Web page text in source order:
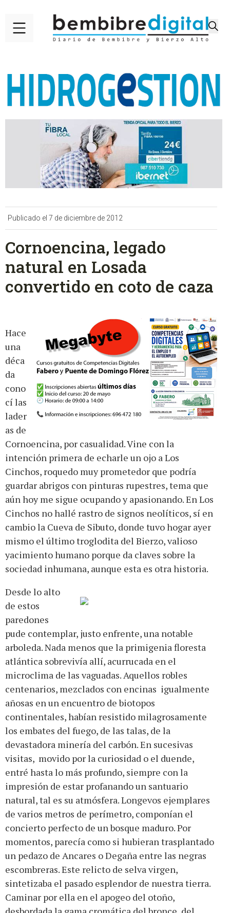
Publicado el 7 de diciembre de 2012
Cornoencina, legado
natural en Losada
convertido en coto de caza
Hace
una
déca
da
cono
cí las
lader
as de
Cornoencina, por casualidad. Vine con la
intención primera de echarle un ojo a Los
Cinchos, roquedo muy prometedor que podría
guardar abrigos con pinturas rupestres, tema que
aún hoy me sigue ocupando y apasionando. En Los
Cinchos no hallé rastro de signos neolíticos, sí en
cambio la Cueva de Sibuto, donde tuvo hogar ayer
mismo el último troglodita del Bierzo, valioso
yacimiento humano porque da claves sobre la
sociedad inhumana, aunque esta es otra historia.
Desde lo alto
de estos
paredones
pude contemplar, justo enfrente, una notable
arboleda. Nada menos que la primigenia floresta
atlántica sobrevivía allí, acurrucada en el
microclima de las vaguadas. Aquellos robles
centenarios, mezclados con encinas igualmente
añosas en un encuentro de biotopos
continentales, habían resistido milagrosamente
los embates del fuego, de las talas, de la
devastadora minería del carbón. En sucesivas
visitas, movido por la curiosidad o el duende,
entré hasta lo más profundo, siempre con la
impresión de estar profanando un santuario
natural, tal es su atmósfera. Longevos ejemplares
de varios metros de perímetro, componían el
concierto perfecto de un bosque maduro. Por
momentos, parecía como si hubieran trasplantado
un pedazo de Ancares o Degaña entre las negras
escombreras. Este relicto de selva virgen,
sintetizaba el pasado esplendor de nuestra tierra.
Caminar por ella en el apogeo del otoño,